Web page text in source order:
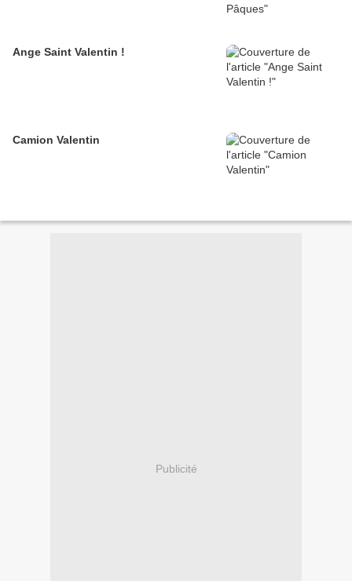
Ange Saint Valentin !
Camion Valentin
Publicité